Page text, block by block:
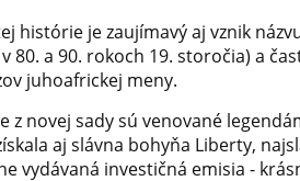
histórie je zaujímavý aj vznik
80. a 90. rokoch 19. storočia) a
juhoafrickej meny.
z novej sady sú venované
aj slávna bohyňa Liberty,
vydávaná investičná emisia -